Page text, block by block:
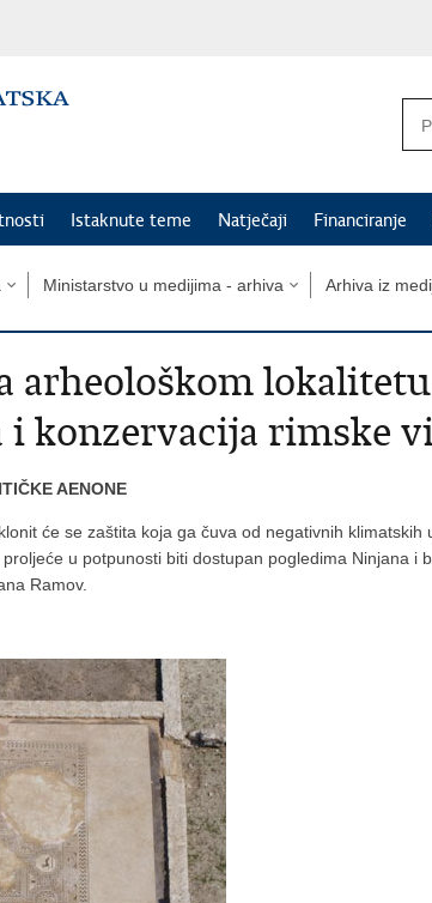
Istaknute teme Natječaji Financiranje
Ministarstvo u medijima - arhiva Arhiva iz
arheološkom
i konzervacija rimske
AENONE
će se zaštita koja ga čuva od negativnih klimatskih
u potpunosti biti dostupan pogledima Ninjana i
Ramov.